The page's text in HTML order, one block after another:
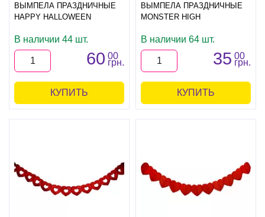
ВЫМПЕЛА ПРАЗДНИЧНЫЕ
HAPPY HALLOWEEN
В наличии 44 шт.
60 00
грн.
КУПИТЬ
ВЫМПЕЛА ПРАЗДНИЧНЫЕ
MONSTER HIGH
В наличии 64 шт.
35 00
грн.
КУПИТЬ